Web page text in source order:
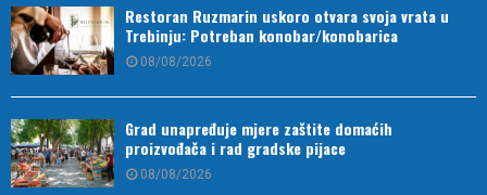
Restoran Ruzmarin uskoro otvara svoja vrata u
Trebinju: Potreban konobar/konobarica
08/08/2026
Grad unapređuje mjere zaštite domaćih
proizvođača i rad gradske pijace
08/08/2026